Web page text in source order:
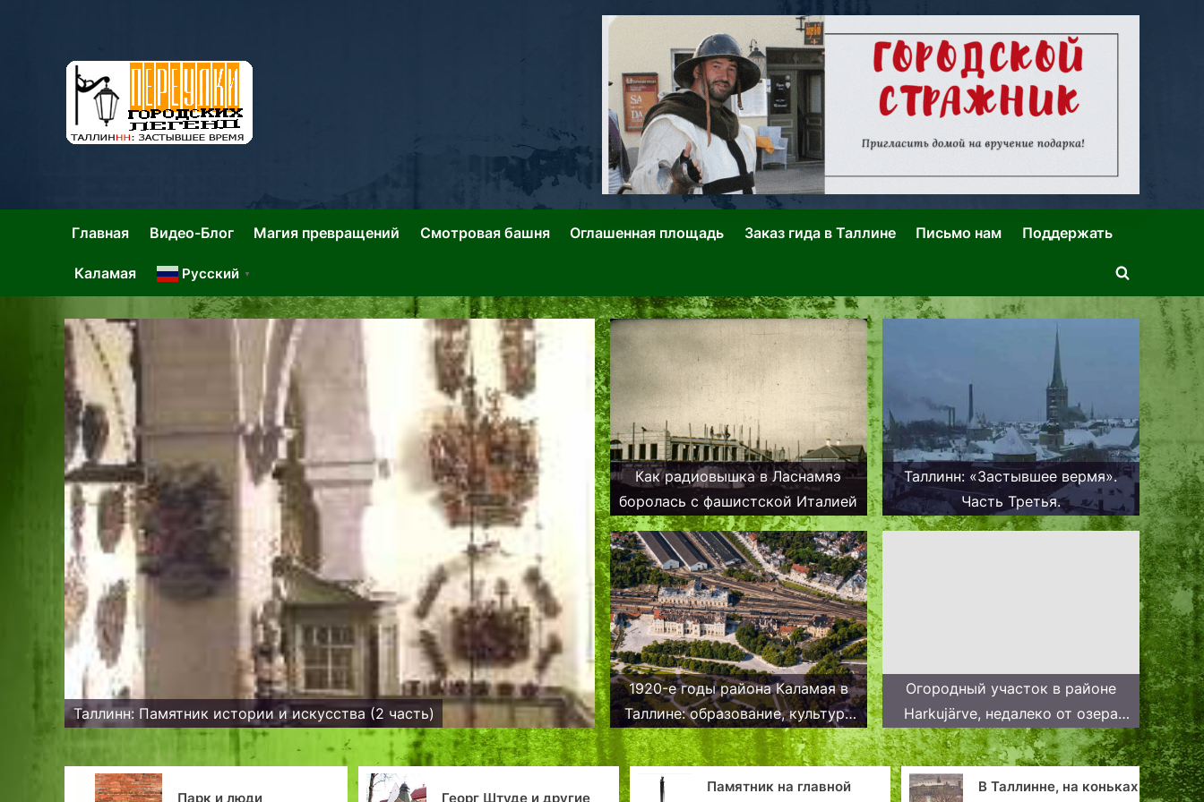
Таллин: Переулки Городских Легенд
Главная Видео-Блог Магия превращений Смотровая башня Оглашенная площадь Заказ гида в Таллине Письмо нам Поддержать
Каламая Русский ▼
Toggle
search
Таллинн: Памятник истории и искусства (2 часть)
Как радиовышка в Ласнамяэ
боролась с фашистской Италией
Таллинн: «Застывшее вермя».
Часть Третья.
1920-е годы района Каламая в
Таллине: образование, культура
и новые лица
Огородный участок в районе
Harkujärve, недалеко от озера
Харку в черте Таллина
Георг Штуде и другие
Памятник на главной
В Таллинне, на коньках
Таллинн: столица